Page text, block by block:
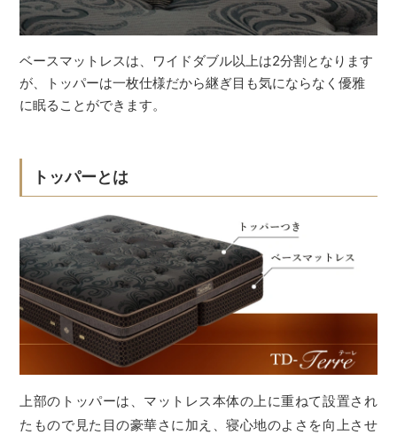
ベースマットレスは、ワイドダブル以上は2分割となります
が、トッパーは一枚仕様だから継ぎ目も気にならなく優雅
に眠ることができます。
トッパーとは
上部のトッパーは、マットレス本体の上に重ねて設置され
たもので見た目の豪華さに加え、寝心地のよさを向上させ